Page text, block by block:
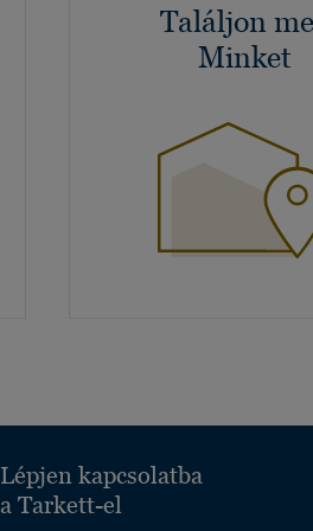
Találjon
Minket
Lépjen kapcsolatba
a Tarkett-el